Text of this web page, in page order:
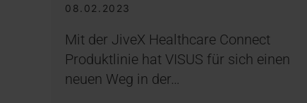
08.02.2023
Mit der JiveX Healthcare Connect
Produktlinie hat VISUS für sich einen
neuen Weg in der…